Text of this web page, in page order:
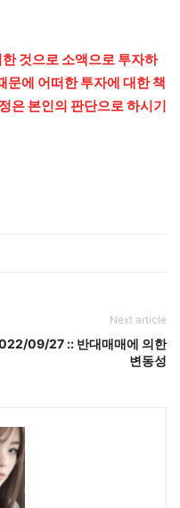
것으로 소액으로 투자하
문에 어떠한 투자에 대한 책
은 본인의 판단으로 하시기
Next article
09/27 :: 반대매매에 의한
변동성